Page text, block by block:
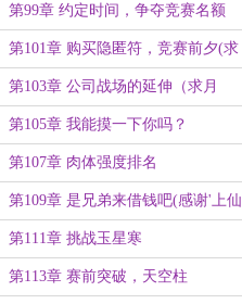
4)第99章 约定时间，争夺竞赛名额
第101章 购买隐匿符，竞赛前夕(求
月票)
第103章 公司战场的延伸（求月
票）
第105章 我能摸一下你吗？
第107章 肉体强度排名
第109章 是兄弟来借钱吧(感谢'上仙
齐天'盟主)
第111章 挑战玉星寒
第113章 赛前突破，天空柱